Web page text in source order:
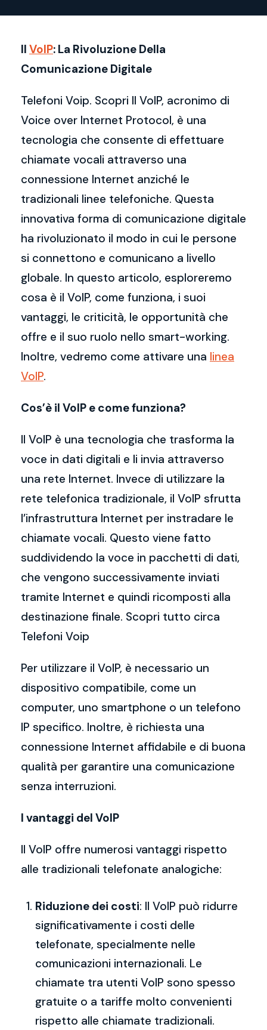
Il VoIP: La Rivoluzione Della
Comunicazione Digitale
Telefoni Voip. Scopri Il VoIP, acronimo di
Voice over Internet Protocol, è una
tecnologia che consente di effettuare
chiamate vocali attraverso una
connessione Internet anziché le
tradizionali linee telefoniche. Questa
innovativa forma di comunicazione digitale
ha rivoluzionato il modo in cui le persone
si connettono e comunicano a livello
globale. In questo articolo, esploreremo
cosa è il VoIP, come funziona, i suoi
vantaggi, le criticità, le opportunità che
offre e il suo ruolo nello smart-working.
Inoltre, vedremo come attivare una linea
VoIP.
Cos’è il VoIP e come funziona?
Il VoIP è una tecnologia che trasforma la
voce in dati digitali e li invia attraverso
una rete Internet. Invece di utilizzare la
rete telefonica tradizionale, il VoIP sfrutta
l’infrastruttura Internet per instradare le
chiamate vocali. Questo viene fatto
suddividendo la voce in pacchetti di dati,
che vengono successivamente inviati
tramite Internet e quindi ricomposti alla
destinazione finale. Scopri tutto circa
Telefoni Voip
Per utilizzare il VoIP, è necessario un
dispositivo compatibile, come un
computer, uno smartphone o un telefono
IP specifico. Inoltre, è richiesta una
connessione Internet affidabile e di buona
qualità per garantire una comunicazione
senza interruzioni.
I vantaggi del VoIP
Il VoIP offre numerosi vantaggi rispetto
alle tradizionali telefonate analogiche:
Riduzione dei costi: Il VoIP può ridurre
significativamente i costi delle
telefonate, specialmente nelle
comunicazioni internazionali. Le
chiamate tra utenti VoIP sono spesso
gratuite o a tariffe molto convenienti
rispetto alle chiamate tradizionali.